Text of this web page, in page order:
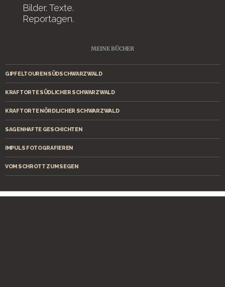
Bilder. Texte.
Reportagen.
MEINE BÜCHER
GIPFELTOUREN SÜDSCHWARZWALD
KRAFTORTE SÜDLICHER SCHWARZWALD
KRAFTORTE NÖRDLICHER SCHWARZWALD
SAGENHAFTE GESCHICHTEN
IMPULS FOTOGRAFIEREN
VOM SCHROTT ZUM SEGEN